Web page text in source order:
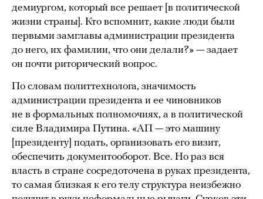
демиургом, который все решает [в политической
жизни страны]. Кто вспомнит, какие люди были
первыми замглавы администрации президента
до него, их фамилии, что они делали?» — задает
он почти риторический вопрос.
По словам политтехнолога, значимость
администрации президента и ее чиновников
не в формальных полномочиях, а в политической
силе Владимира Путина. «АП — это машину
[президенту] подать, организовать его визит,
обеспечить документооборот. Все. Но раз вся
власть в стране сосредоточена в руках президента,
то самая близкая к его телу структура неизбежно